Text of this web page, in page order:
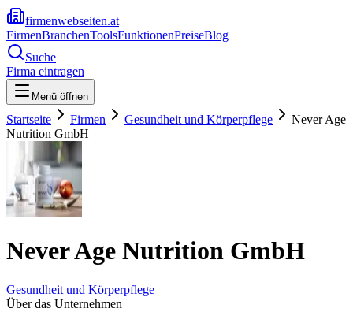
firmenwebseiten.at
FirmenBranchenToolsFunktionenPreiseBlog
Suche
Firma eintragen
Menü öffnen
Startseite Firmen Gesundheit und Körperpflege
Never Age
Nutrition GmbH
Never Age Nutrition GmbH
Gesundheit und Körperpflege
Über das Unternehmen